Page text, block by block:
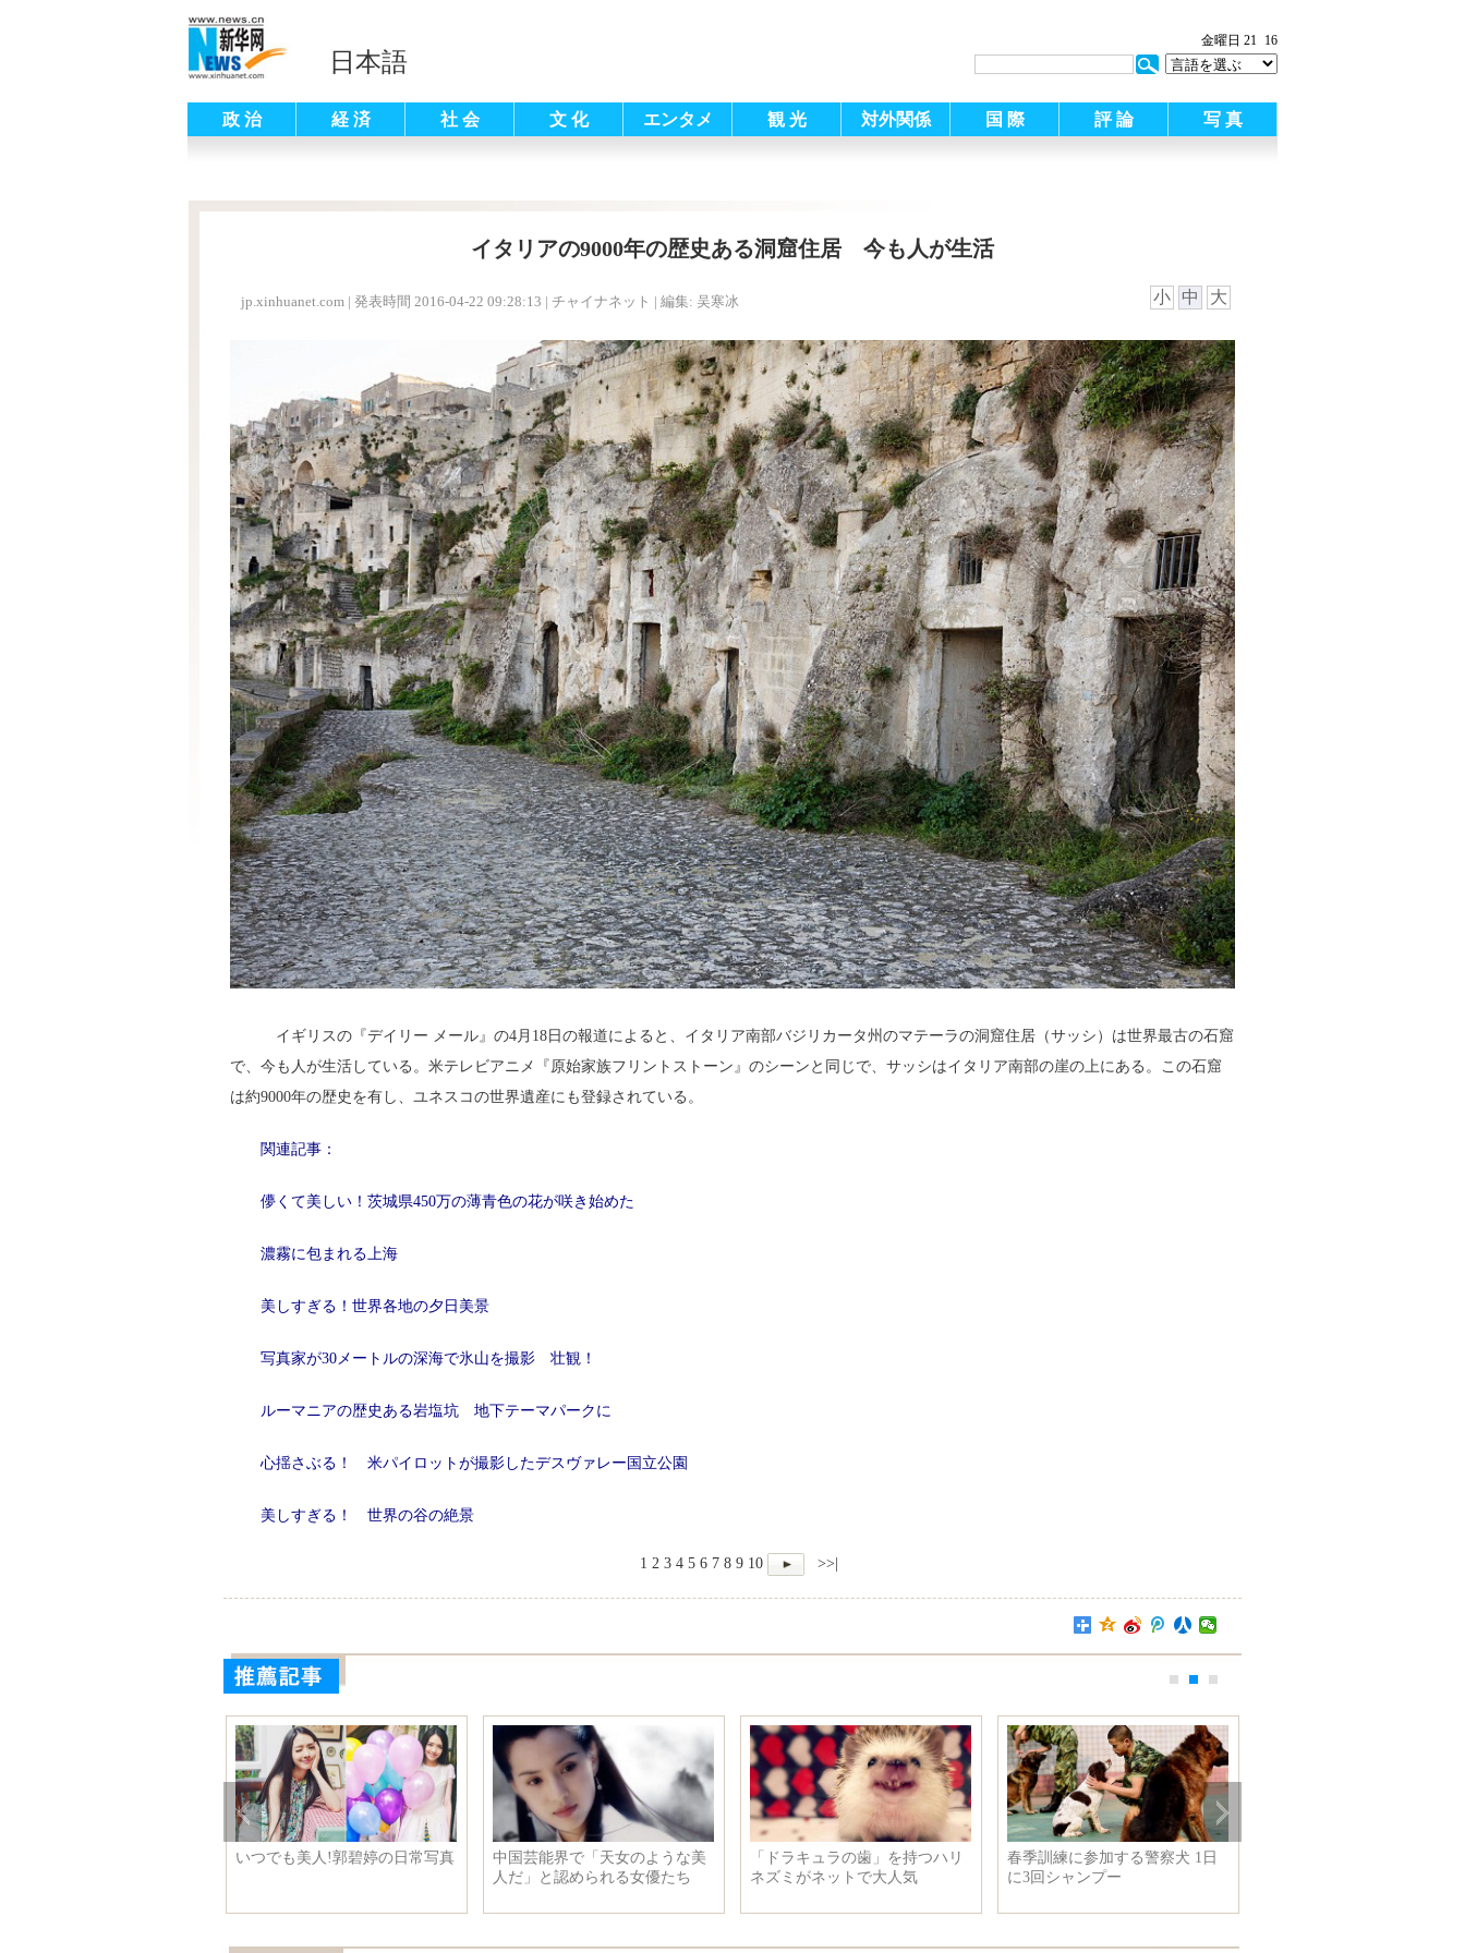
日本語
金曜日 21 16
政 治 経 済 社 会 文 化 エンタメ 観 光 対外関係 国 際 評 論 写 真
イタリアの9000年の歴史ある洞窟住居 今も人が生活
jp.xinhuanet.com | 発表時間 2016-04-22 09:28:13 | チャイナネット | 編集: 吴寒冰 小 中 大
イギリスの『デイリー メール』の4月18日の報道によると、イタリア南部バジリカータ州のマテーラの洞窟住居（サッシ）は世界最古の石窟
で、今も人が生活している。米テレビアニメ『原始家族フリントストーン』のシーンと同じで、サッシはイタリア南部の崖の上にある。この石窟
は約9000年の歴史を有し、ユネスコの世界遺産にも登録されている。
関連記事：
儚くて美しい！茨城県450万の薄青色の花が咲き始めた
濃霧に包まれる上海
美しすぎる！世界各地の夕日美景
写真家が30メートルの深海で氷山を撮影 壮観！
ルーマニアの歴史ある岩塩坑 地下テーマパークに
心揺さぶる！ 米パイロットが撮影したデスヴァレー国立公園
美しすぎる！ 世界の谷の絶景
1 2 3 4 5 6 7 8 9 10 >>|
いつでも美人!郭碧婷の日常写真
中国芸能界で「天女のような美
人だ」と認められる女優たち
「ドラキュラの歯」を持つハリ
ネズミがネットで大人気
春季訓練に参加する警察犬 1日
に3回シャンプー